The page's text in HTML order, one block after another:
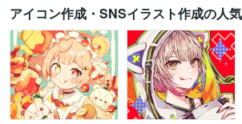
アイコン作成・SNSイラスト作成の人